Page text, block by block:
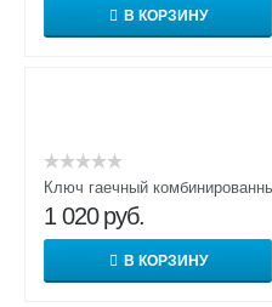
В КОРЗИНУ
Ключ гаечный
1 020 руб.
В КОРЗИНУ